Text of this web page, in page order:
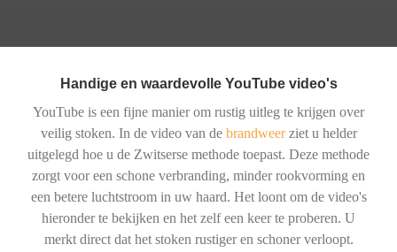
Handige en waardevolle YouTube video's
YouTube is een fijne manier om rustig uitleg te krijgen over
veilig stoken. In de video van de brandweerziet u helder
uitgelegd hoe u de Zwitserse methode toepast. Deze methode
zorgt voor een schone verbranding, minder rookvorming en
een betere luchtstroom in uw haard. Het loont om de video's
hieronder te bekijken en het zelf een keer te proberen. U
merkt direct dat het stoken rustiger en schoner verloopt.